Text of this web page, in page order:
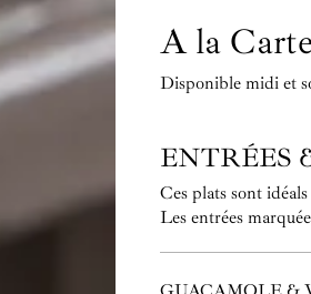
A la Carte
Disponible midi et
ENTRÉES
Ces plats sont
Les entrées